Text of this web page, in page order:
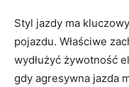
Styl jazdy ma
pojazdu. Właściwe
wydłużyć żywotność
gdy agresywna jazda